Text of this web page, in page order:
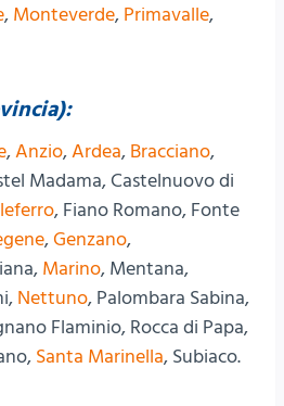
, Monteverde, Primavalle,
,Anzio,Ardea, Bracciano,
Madama, Castelnuovo di
, Fiano Romano, Fonte
,Genzano,
Marino, Mentana,
Nettuno, Palombara Sabina,
Flaminio, Rocca di Papa,
Santa Marinella, Subiaco.